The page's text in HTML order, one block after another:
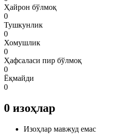
Ҳайрон бўлмоқ
0
Тушкунлик
0
Хомушлик
0
Ҳафсаласи пир бўлмоқ
0
Ёқмайди
0
0 изоҳлар
Изоҳлар мавжуд емас